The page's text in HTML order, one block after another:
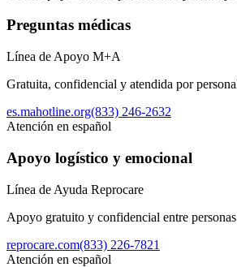
Preguntas médicas
Línea de Apoyo M+A
Gratuita, confidencial y atendida por
es.mahotline.org(833) 246-2632
Atención en español
Apoyo logístico y emocional
Línea de Ayuda Reprocare
Apoyo gratuito y confidencial entre
reprocare.com(833) 226-7821
Atención en español